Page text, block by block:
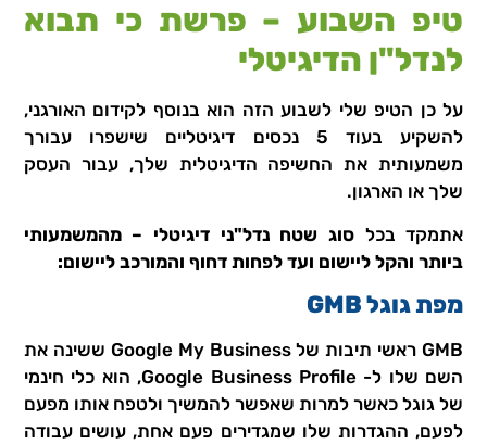
טיפ השבוע – פרשת כי תבוא
לנדל"ן הדיגיטלי
על כן הטיפ שלי לשבוע הזה הוא בנוסף לקידום האורגני,
להשקיע בעוד 5 נכסים דיגיטליים שישפרו עבורך
משמעותית את החשיפה הדיגיטלית שלך, עבור העסק
שלך או הארגון.
אתמקד בכלסוג שטח נדל"ני דיגיטלי – מהמשמעותי
ביותר והקל ליישום ועד לפחות דחוף והמורכב ליישום:
מפת גוגל GMB
GMB ראשי תיבות של Google My Business ששינה את
השם שלו ל- Google Business Profile, הוא כלי חינמי
של גוגל כאשר למרות שאפשר להמשיך ולטפח אותו מפעם
לפעם, ההגדרות שלו שמגדירים פעם אחת, עושים עבודה